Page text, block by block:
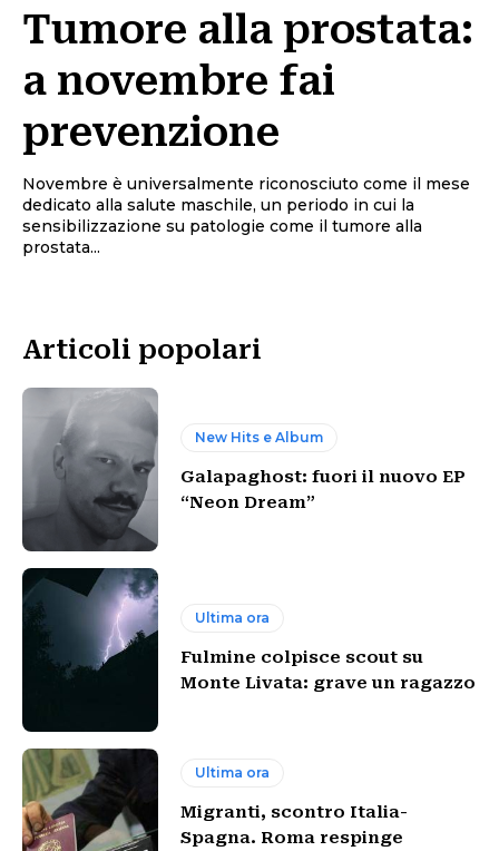
Tumore alla prostata:
a novembre fai
prevenzione
Novembre è universalmente riconosciuto come il mese
dedicato alla salute maschile, un periodo in cui la
sensibilizzazione su patologie come il tumore alla
prostata...
Articoli popolari
New Hits e Album
Galapaghost: fuori il nuovo EP
“Neon Dream”
Ultima ora
Fulmine colpisce scout su
Monte Livata: grave un ragazzo
Ultima ora
Migranti, scontro Italia-
Spagna. Roma respinge